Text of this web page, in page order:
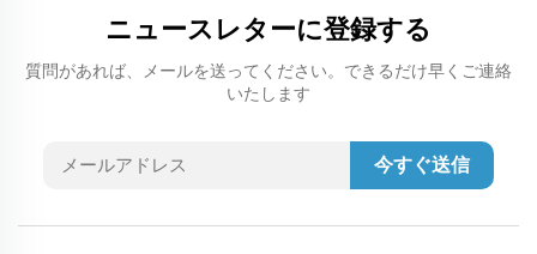
ニュースレターに登録する
質問があれば、メールを送ってください。できるだけ早くご連絡
いたします
今すぐ送信